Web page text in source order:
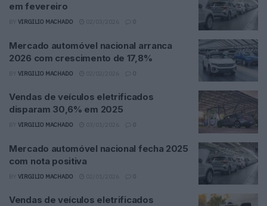
em fevereiro
VIRGILIO MACHADO 0
Mercado automóvel nacional arranca
2026 com crescimento de 17,8%
VIRGILIO MACHADO 0
Vendas de veículos eletrificados
disparam 30,6% em 2025
VIRGILIO MACHADO 0
Mercado automóvel nacional fecha 2025
com nota positiva
VIRGILIO MACHADO 0
Vendas de veículos eletrificados